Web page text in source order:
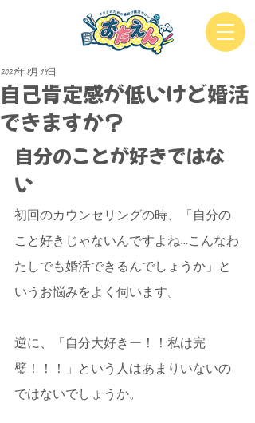
自己肯定感が低いけど婚活
できますか？
2021年8月19日
自分のことが好きではな
い
初回のカウンセリングの時、「自分の
こと好きじゃないんですよね…こんなわ
たしでも婚活できるんでしょうか」と
いうお悩みをよく伺います。
逆に、「自分大好きー！！私は完
璧！！！」という人はあまりいないの
ではないでしょうか。